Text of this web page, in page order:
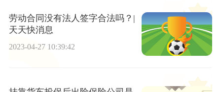
劳动合同没有法人签字合法吗？|
天天快消息
2023-04-27 10:39:42